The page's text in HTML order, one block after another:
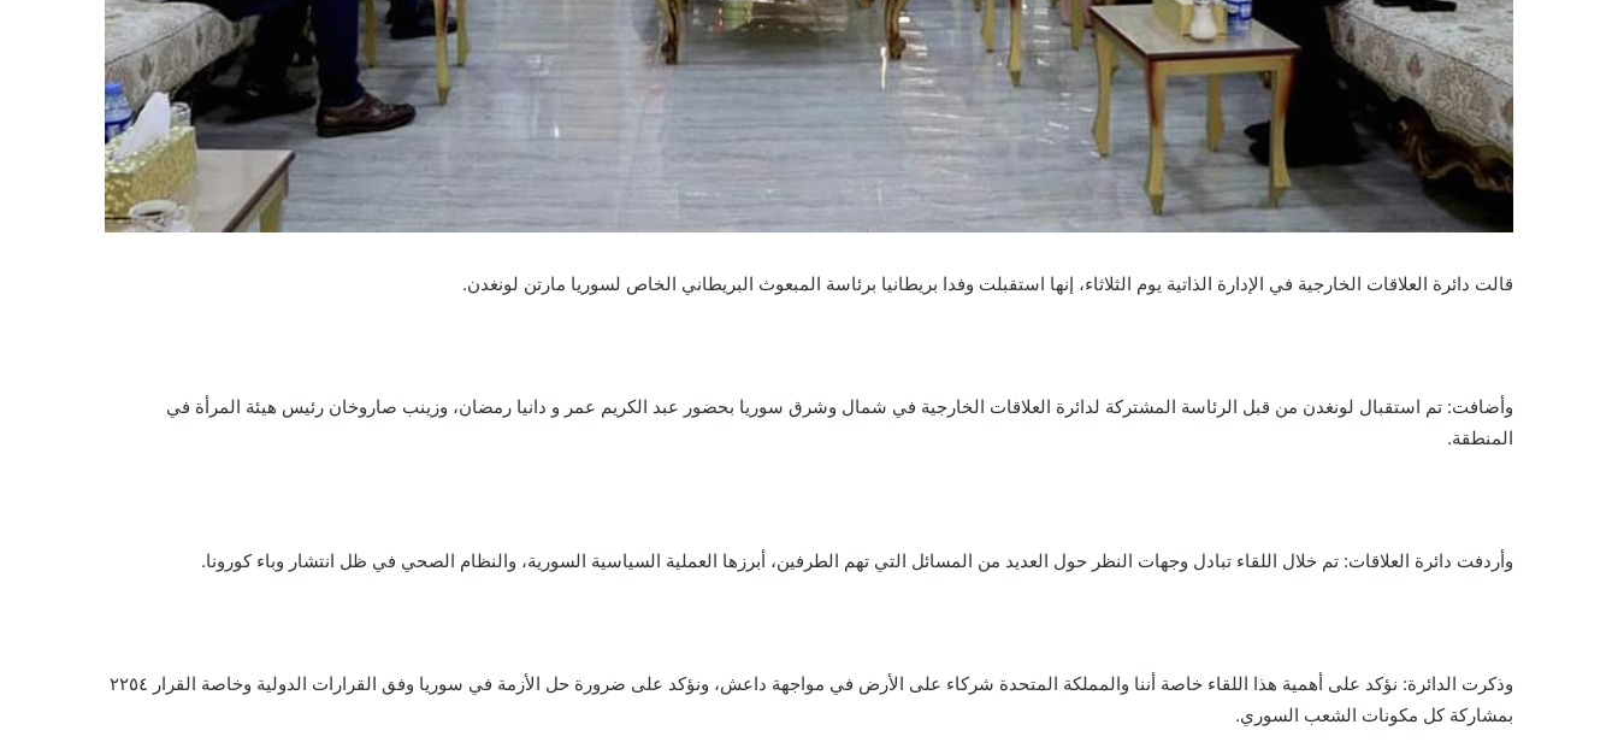
قالت دائرة العلاقات الخارجية في الإدارة الذاتية يوم الثلاثاء، إنها استقبلت وفدا بريطانيا برئاسة المبعوث البريطاني الخاص لسوريا مارتن لونغدن.
وأضافت: تم استقبال لونغدن من قبل الرئاسة المشتركة لدائرة العلاقات الخارجية في شمال وشرق سوريا بحضور عبد الكريم عمر و دانيا رمضان، وزينب صاروخان رئيس هيئة المرأة في
المنطقة.
وأردفت دائرة العلاقات: تم خلال اللقاء تبادل وجهات النظر حول العديد من المسائل التي تهم الطرفين، أبرزها العملية السياسية السورية، والنظام الصحي في ظل انتشار وباء كورونا.
وذكرت الدائرة: نؤكد على أهمية هذا اللقاء خاصة أننا والمملكة المتحدة شركاء على الأرض في مواجهة داعش، ونؤكد على ضرورة حل الأزمة في سوريا وفق القرارات الدولية وخاصة القرار ٢٢٥٤
بمشاركة كل مكونات الشعب السوري.